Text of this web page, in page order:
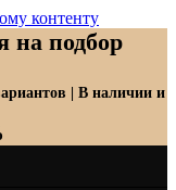
контенту
на подбор
| В наличии и